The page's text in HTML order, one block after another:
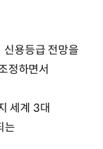
용등급 전망을
정하면서
세계 3대
는